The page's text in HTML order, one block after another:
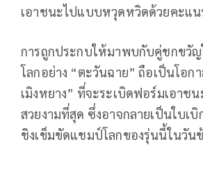
เอาชนะไปแบบหวุดหวิดด้วยคะแ
การถูกประกบให้มาพบกับคู่ชกขวั
โลกอย่าง “ตะวันฉาย” ถือเป็นโอก
เมิงหยาง” ที่จะระเบิดฟอร์มเอาชน
สวยงามที่สุด ซึ่งอาจกลายเป็นใบเ
ชิงเข็มขัดแชมป์โลกของรุ่นนี้ในวัน